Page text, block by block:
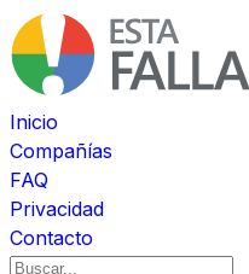
Inicio
Compañías
FAQ
Privacidad
Contacto